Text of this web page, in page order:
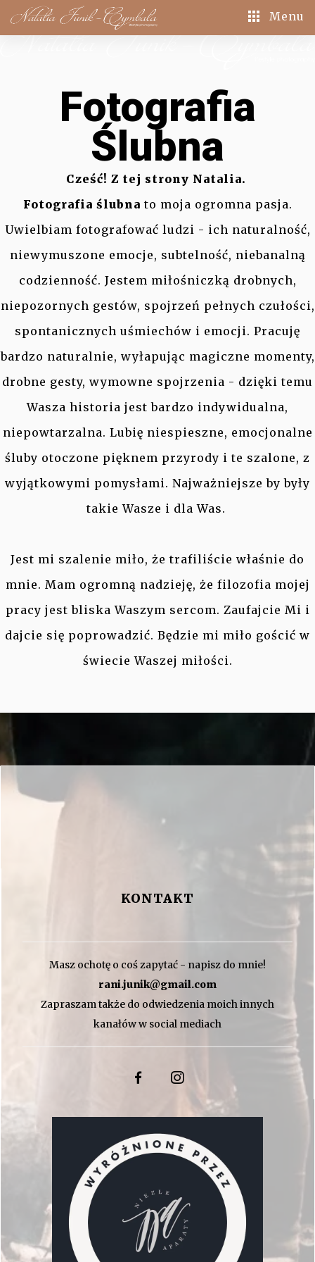
Menu
Fotografia
Ślubna
Cześć! Z tej strony Natalia.
Fotografia ślubna to moja ogromna pasja.
Uwielbiam fotografować ludzi - ich naturalność,
niewymuszone emocje, subtelność, niebanalną
codzienność. Jestem miłośniczką drobnych,
niepozornych gestów, spojrzeń pełnych czułości,
spontanicznych uśmiechów i emocji. Pracuję
bardzo naturalnie, wyłapując magiczne momenty,
drobne gesty, wymowne spojrzenia - dzięki temu
Wasza historia jest bardzo indywidualna,
niepowtarzalna. Lubię niespieszne, emocjonalne
śluby otoczone pięknem przyrody i te szalone, z
wyjątkowymi pomysłami. Najważniejsze by były
takie Wasze i dla Was.
Jest mi szalenie miło, że trafiliście właśnie do
mnie. Mam ogromną nadzieję, że filozofia mojej
pracy jest bliska Waszym sercom. Zaufajcie Mi i
dajcie się poprowadzić. Będzie mi miło gościć w
świecie Waszej miłości.
KONTAKT
Masz ochotę o coś zapytać - napisz do mnie!
rani.junik@gmail.com
Zapraszam także do odwiedzenia moich innych
kanałów w social mediach